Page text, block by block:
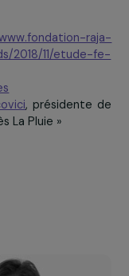
guérison,
l’art engagé
de qualité et
des publics